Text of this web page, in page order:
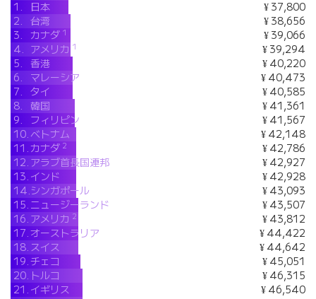
1. 日本
¥ 37,800
2.
台湾
¥ 38,656
3.
カナダ 1
¥ 39,066
4.
アメリカ 1
¥ 39,294
5.
香港
¥ 40,220
6.
マレーシア
¥ 40,473
7.
タイ
¥ 40,585
8.
韓国
¥ 41,361
9.
フィリピン
¥ 41,567
10. ベトナム
¥ 42,148
11.カナダ 2
¥ 42,786
12. アラブ首長国連邦
¥ 42,927
13. インド
¥ 42,928
14.シンガポール
¥ 43,093
15. ニュージーランド
¥ 43,507
16. アメリカ 2
¥ 43,812
17.オーストラリア
¥ 44,422
18. スイス
¥ 44,642
19.チェコ
¥ 45,051
20. トルコ
¥ 46,315
21. イギリス
¥ 46,540